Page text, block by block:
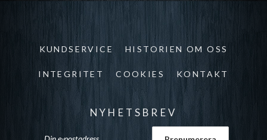
KUNDSERVICE HISTORIEN OM OSS
INTEGRITET COOKIES KONTAKT
NYHETSBREV